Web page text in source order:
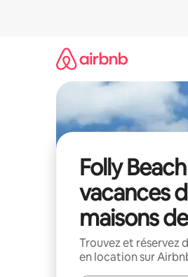
Folly
vacances
maisons
Trouvez et réservez
en location sur